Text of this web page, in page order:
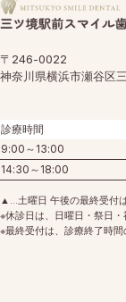
月 治療費用
〒246-0022
神奈川県横浜市瀬谷区
▲…土曜日 午後の最終受付
※休診日は、日曜日・祭日・
※最終受付は、診療終了時間
診療時間
9:00～13:00
14:30～18:00